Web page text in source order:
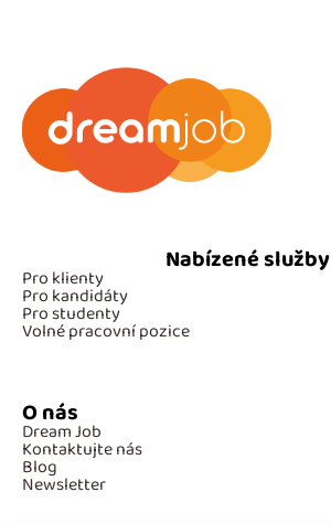
Nabízené služby
Pro klienty
Pro kandidáty
Pro studenty
Volné pracovní pozice
O nás
Dream Job
Kontaktujte nás
Blog
Newsletter